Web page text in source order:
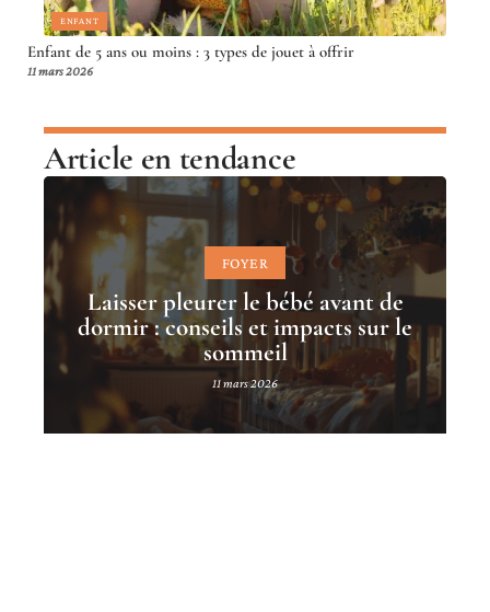
ENFANT
Enfant de 5 ans ou moins : 3 types de jouet à offrir
11 mars 2026
Article en tendance
FOYER
Laisser pleurer le bébé avant de
dormir : conseils et impacts sur le
sommeil
11 mars 2026